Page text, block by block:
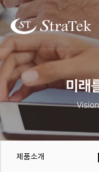
미래
제품소개